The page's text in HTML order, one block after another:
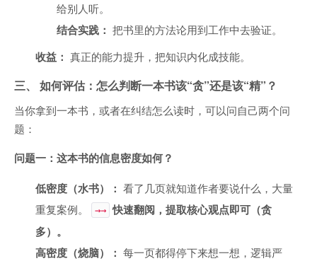
给别人听。
结合实践： 把书里的方法论用到工作中去验证。
收益： 真正的能力提升，把知识内化成技能。
三、 如何评估：怎么判断一本书该“贪”还是该“精”？
当你拿到一本书，或者在纠结怎么读时，可以问自己两个问
题：
问题一：这本书的信息密度如何？
低密度（水书）： 看了几页就知道作者要说什么，大量
重复案例。
→→ 快速翻阅，提取核心观点即可（贪
多）。
高密度（烧脑）： 每一页都得停下来想一想，逻辑严